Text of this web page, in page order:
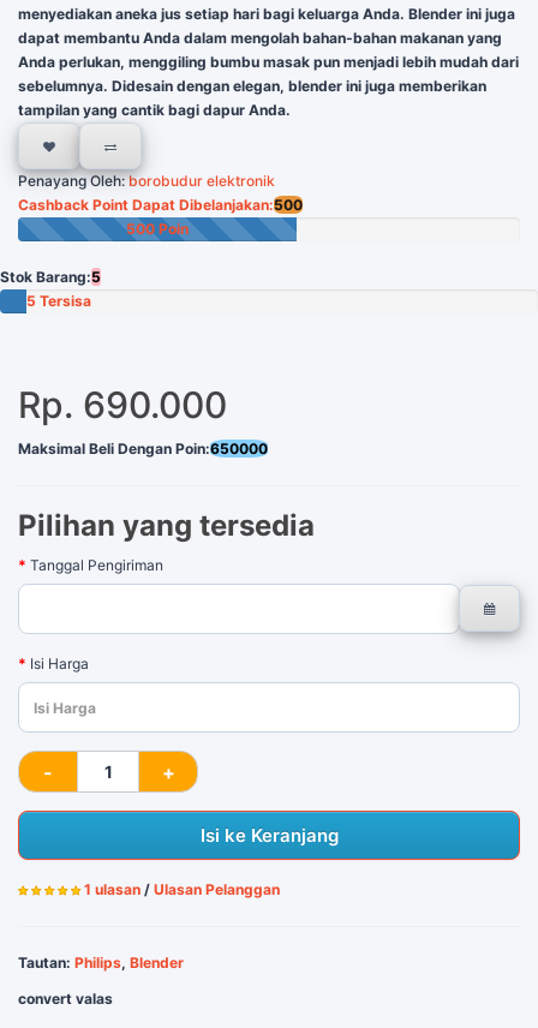
menyediakan aneka jus setiap hari bagi keluarga Anda. Blender ini juga
dapat membantu Anda dalam mengolah bahan-bahan makanan yang
Anda perlukan, menggiling bumbu masak pun menjadi lebih mudah dari
sebelumnya. Didesain dengan elegan, blender ini juga memberikan
tampilan yang cantik bagi dapur Anda.
Penayang Oleh:borobudur elektronik
Cashback Point Dapat Dibelanjakan:500
500 Poin
Stok Barang:5
5 Tersisa
Rp. 690.000
Maksimal Beli Dengan Poin:650000
Pilihan yang tersedia
Tanggal Pengiriman
Isi Harga
Isi ke Keranjang
1 ulasan / Ulasan Pelanggan
Tautan: Philips, Blender
convert valas